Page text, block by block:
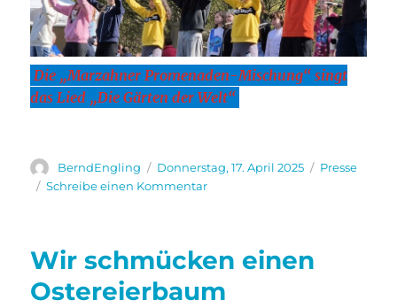
Die „Marzahner Promenaden-Mischung“ singt
das Lied „Die Gärten der Welt“
Autor
BerndEngling
Veröffentlicht
am
Donnerstag, 17. April 2025 Kategorien
Presse
Schreibe einen Kommentarzu
Wir schmücken einen
Ostereierbaum